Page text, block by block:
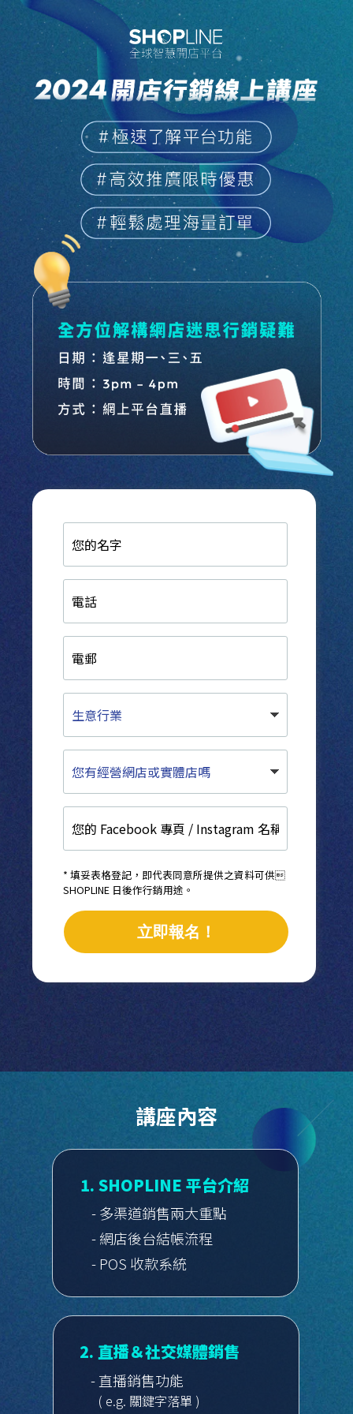
您
的
名
字
電
話
電
郵
生
意
行
業
您
有
經
營
網
店
或
體
店
嗎
您
的
Facebook
專
頁
/
名
稱
立即報名！
* 填妥表格登記，即代表同意所提供之資料可供
SHOPLINE 日後作行銷用途。
講座內容
1. SHOPLINE 平台介紹
2. 直播＆社交媒體銷售
- 多渠道銷售兩大重點
- 網店後台結帳流程
- POS 收款系統
- 直播銷售功能
( e.g. 關鍵字落單 )